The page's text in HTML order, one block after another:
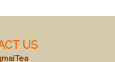
US